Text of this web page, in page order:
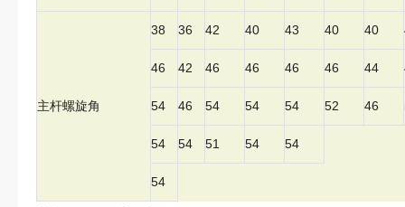
主杆螺旋角
38 36 42 40 43 40 40
46 42 46 46 46 46 44
54 46 54 54 54 52 46
54 54 51 54 54
54